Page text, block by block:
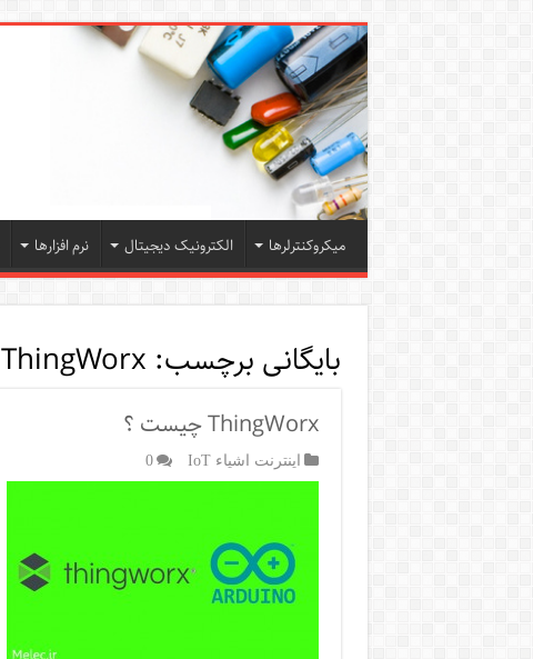
میکروکنترلرها الکترونیک دیجیتال نرم افزارها
بایگانی برچسب: ThingWorx
ThingWorx چیست ؟
اینترنت اشیاء IoT 0